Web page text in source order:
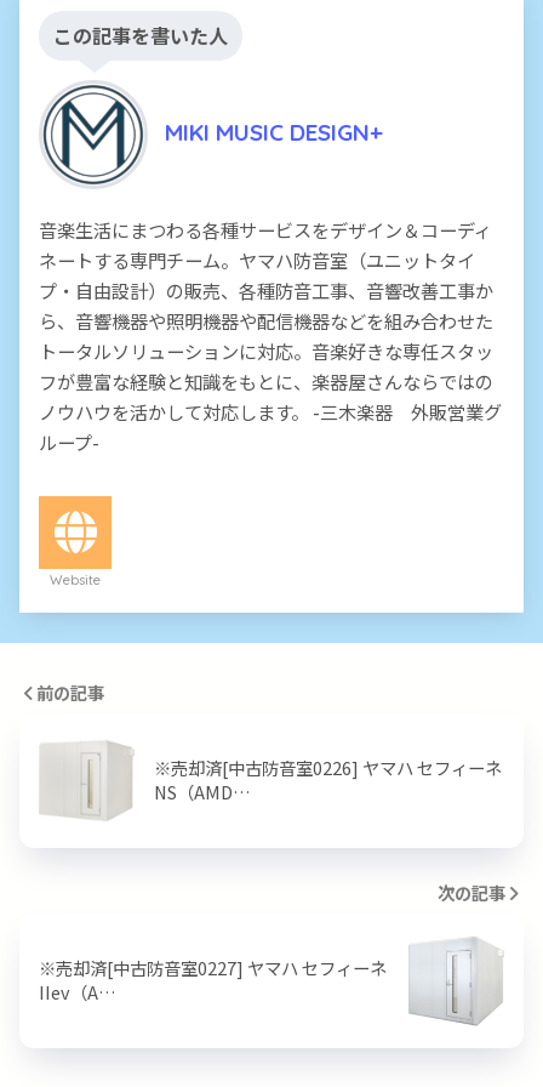
この記事を書いた人
MIKI MUSIC DESIGN+
音楽生活にまつわる各種サービスをデザイン＆コーディ
ネートする専門チーム。ヤマハ防音室（ユニットタイ
プ・自由設計）の販売、各種防音工事、音響改善工事か
ら、音響機器や照明機器や配信機器などを組み合わせた
トータルソリューションに対応。音楽好きな専任スタッ
フが豊富な経験と知識をもとに、楽器屋さんならではの
ノウハウを活かして対応します。 -三木楽器 外販営業グ
ループ-
Website
前の記事
※売却済[中古防音室0226] ヤマハ セフィーネ
NS（AMD…
次の記事
※売却済[中古防音室0227] ヤマハ セフィーネ
IIev（A…